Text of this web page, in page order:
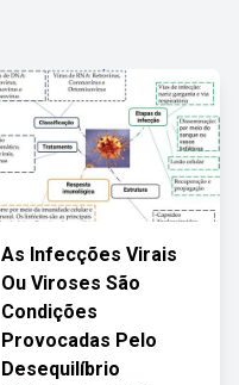
As Infecções Virais
Ou Viroses São
Condições
Provocadas Pelo
Desequilíbrio